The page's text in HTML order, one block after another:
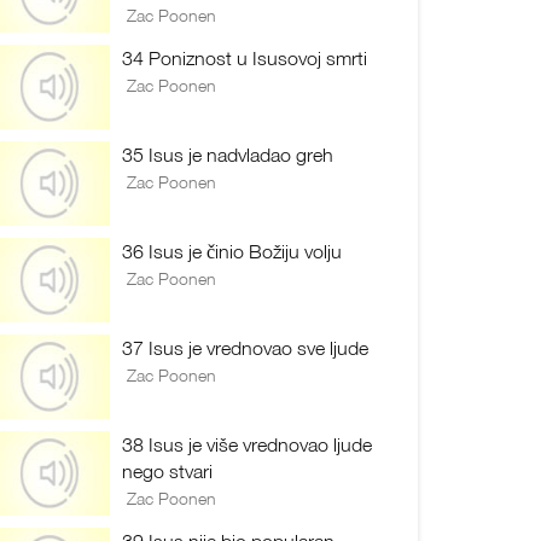
Zac Poonen
34 Poniznost u Isusovoj smrti
Zac Poonen
35 Isus je nadvladao greh
Zac Poonen
36 Isus je činio Božiju volju
Zac Poonen
37 Isus je vrednovao sve ljude
Zac Poonen
38 Isus je više vrednovao ljude
nego stvari
Zac Poonen